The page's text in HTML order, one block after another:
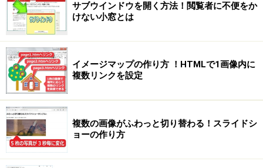
1.目的のジャンルを選択して、Facebookページを新規に
作成する。
2.Facebookページの基本情報やプロフィール写真・カバ
ー写真などを登録する。(p.3)
3.タイムラインに文章や画像を投稿したり、各種機能を
活用して情報発信する。
4.Facebookページ用の短いURLを取得して、紹介しやす
くする。
※Facebookサイト内のインターフェイスは頻繁に変更さ
サブウインドウを開く方法！閲覧者に不便をか
けない小窓とは
イメージマップの作り方 ！HTMLで1画像内に
複数リンクを設定
複数の画像がふわっと切り替わる！スライドシ
ョーの作り方